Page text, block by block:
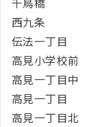
西九条
伝法一丁目
高見小学校前
高見一丁目中
高見一丁目
高見一丁目北